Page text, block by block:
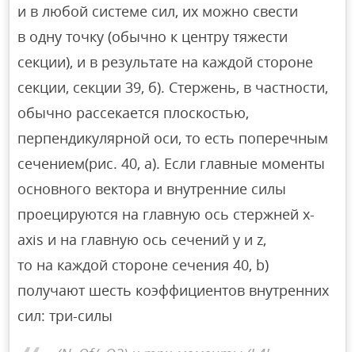
и в любой системе сил, их можно свести
в одну точку (обычно к центру тяжести
секции), и в результате на каждой стороне
секции, секции 39, б). Стержень, в частности,
обычно рассекается плоскостью,
перпендикулярной оси, то есть поперечным
сечением(рис. 40, а). Если главные моменты
основного вектора и внутренние силы
проецируются на главную ось стержней x-
axis и на главную ось сечений y и z,
то на каждой стороне сечения 40, b)
получают шесть коэффициентов внутренних
сил: три-силы